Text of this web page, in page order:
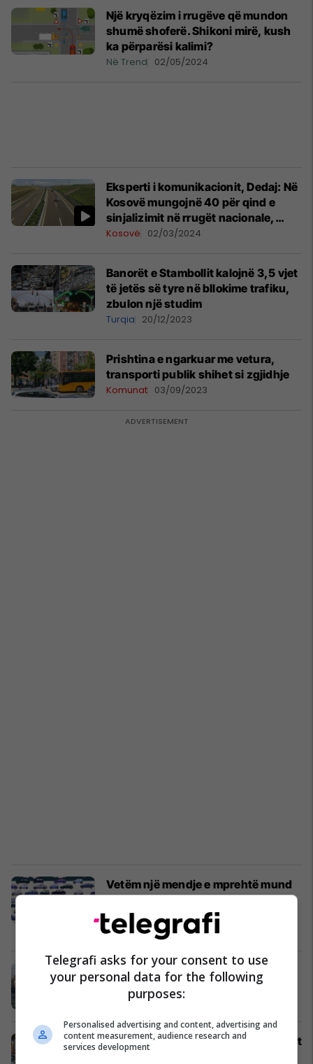
Një kryqëzim i rrugëve që mundon
shumë shoferë. Shikoni mirë, kush
ka përparësi kalimi?
Në Trend 02/05/2024
Eksperti i komunikacionit, Dedaj: Në
Kosovë mungojnë 40 për qind e
sinjalizimit në rrugët nacionale,
auto-udhë dhe regjionale
Kosovë 02/03/2024
Banorët e Stambollit kalojnë 3,5 vjet
të jetës së tyre në bllokime trafiku,
zbulon një studim
Turqia 20/12/2023
Prishtina e ngarkuar me vetura,
transporti publik shihet si zgjidhje
Komunat 03/09/2023
Vetëm një mendje e mprehtë mund
ta dallojë: Kush drejton makinën me
rrezik këtu?
Në Trend 16/04/2023
Tetovë, për një muaj 2063 shkelje
në komunikacion
Maqedonia e Veriut
Pritja në komunikacion konsiderohet
si rrezik që dëmton të menduarit
Telegrafi asks for your consent to use
your personal data for the following
purposes:
Personalised advertising and content, advertising and
content measurement, audience research and
services development